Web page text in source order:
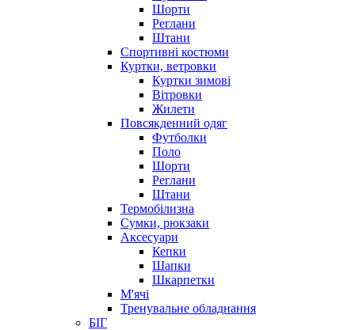
Шорти
Реглани
Штани
Спортивні костюми
Куртки, ветровки
Куртки зимові
Вітровки
Жилети
Повсякденний одяг
Футболки
Поло
Шорти
Реглани
Штани
Термобілизна
Сумки, рюкзаки
Аксесуари
Кепки
Шапки
Шкарпетки
М'ячі
Тренувальне обладнання
БІГ